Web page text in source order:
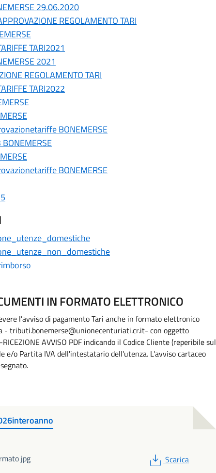
29.06.2020
REGOLAMENTO TARI
TARI2021
2021
REGOLAMENTO TARI
TARI2022
BONEMERSE
BONEMERSE
IN FORMATO ELETTRONICO
l'avviso di pagamento Tari anche in formato elettronico
- tributi.bonemerse@unionecenturiati.cr.it- con oggetto
RICEZIONE AVVISO PDF indicando il Codice Cliente (reperibile sul
e/o Partita IVA dell'intestatario dell'utenza. L'avviso cartaceo
jpg
PDF
Scarica